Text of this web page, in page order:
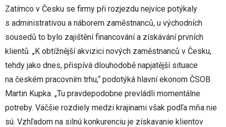
Zatímco v Česku se firmy při rozjezdu nejvíce potýkaly
s administrativou a náborem zaměstnanců, u východních
sousedů to bylo zajištění financování a získávání prvních
klientů. „K obtížnější akvizici nových zaměstnanců v Česku,
tehdy jako dnes, přispívá dlouhodobě napjatější situace
na českém pracovním trhu,“ podotýká hlavní ekonom ČSOB
Martin Kupka. „Tu pravdepodobne prevládli momentálne
potreby. Väčšie rozdiely medzi krajinami však podľa mňa nie
sú. Vzhľadom na silnú konkurenciu je získavanie klientov